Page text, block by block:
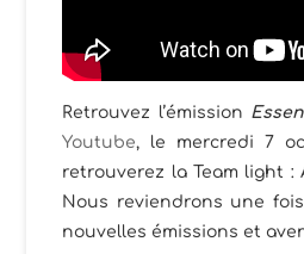
Retrouvez l’émission
Youtube, le mercredi 7
retrouverez la Team light :
Nous reviendrons une
nouvelles émissions et